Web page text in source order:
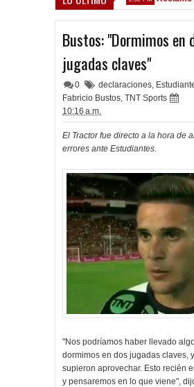
Bustos: "Dormimos en
jugadas claves"
0 declaraciones,
Fabricio Bustos, TNT Sports
10:16 a.m.
El Tractor fue directo a la hora de
errores ante Estudiantes.
"Nos podríamos haber llevado
dormimos en dos jugadas claves,
supieron aprovechar. Esto recién
y pensaremos en lo que viene",